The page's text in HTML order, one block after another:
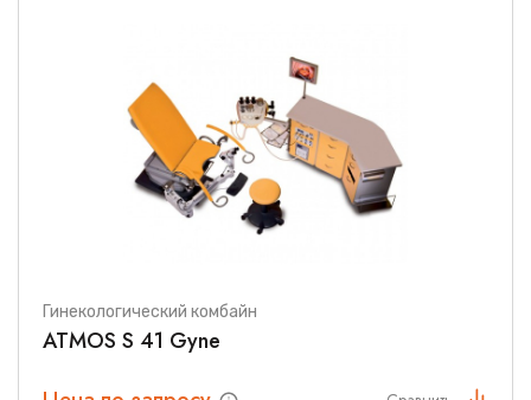
Гинекологический комбайн
ATMOS S 41 Gyne